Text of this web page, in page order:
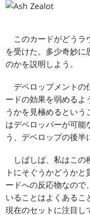
このカードがどうラ
を受けた。多少奇妙に
のかを説明しよう。
デベロップメントの
ードの効果を弱める
うかを見極めるとい
はデベロッパーが可能
う、デベロップの後半
しばしば、私はこの
トにそぐうかどうか
ードへの反応物なので
いることはよくある
現在のセットに注目し